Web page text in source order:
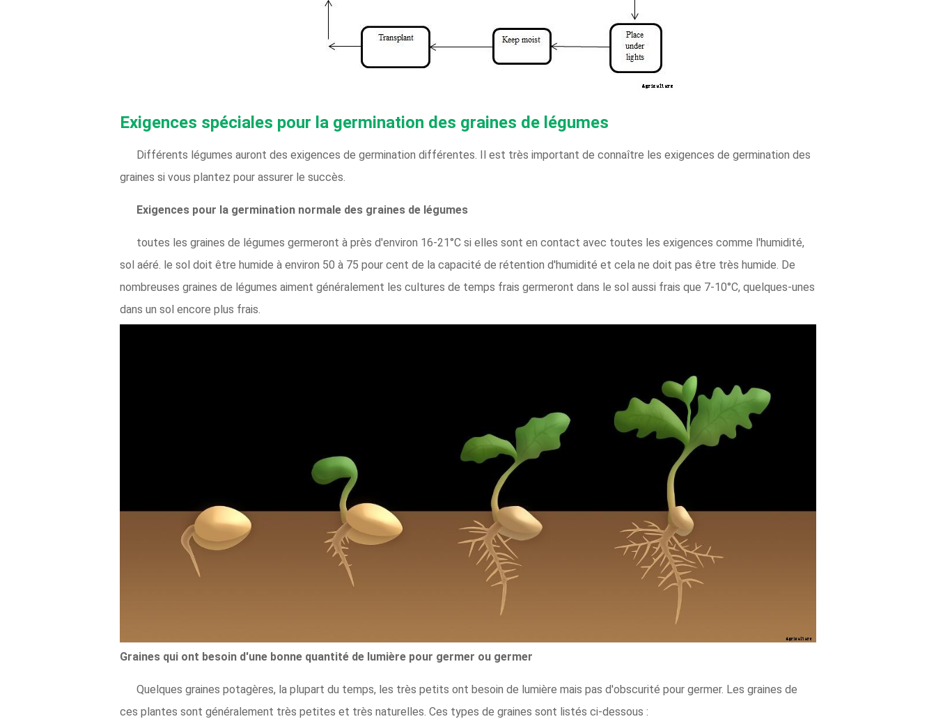
Exigences spéciales pour la germination des graines de légumes
Différents légumes auront des exigences de germination différentes. Il est très important de connaître les exigences de germination des
graines si vous plantez pour assurer le succès.
Exigences pour la germination normale des graines de légumes
toutes les graines de légumes germeront à près d'environ 16-21°C si elles sont en contact avec toutes les exigences comme l'humidité,
sol aéré. le sol doit être humide à environ 50 à 75 pour cent de la capacité de rétention d'humidité et cela ne doit pas être très humide. De
nombreuses graines de légumes aiment généralement les cultures de temps frais germeront dans le sol aussi frais que 7-10°C, quelques-unes
dans un sol encore plus frais.
Graines qui ont besoin d'une bonne quantité de lumière pour germer ou germer
Quelques graines potagères, la plupart du temps, les très petits ont besoin de lumière mais pas d'obscurité pour germer. Les graines de
ces plantes sont généralement très petites et très naturelles. Ces types de graines sont listés ci-dessous :